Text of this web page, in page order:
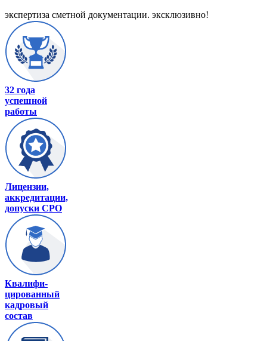
экспертиза сметной документации. эксклюзивно!
32 года
успешной
работы
Лицензии,
аккредитации,
допуски СРО
Квалифи-
цированный
кадровый
состав